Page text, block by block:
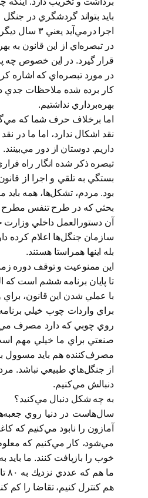
بايد بتواند گردشگري در
اجرا در‌مي‌آيد يعني ٣ سال ديگر.
در تبصره‌اي از اين قانون به
قرار گيرد. در اين خصوص چه
در مورد تبصره‌اي كه اشاره
كار برده شده ملاحظات جدي
بهره‌برداري نداشتيم.
اما برخلاف حرف شما كه
نقد اشكال ندارد، اما ما در
داريم. دوستان از دور
تبصره ذكر شده انگار راه
بستگي به تلقي و اجرا از
بود. مردم، تشكل‌ها، همه
بحثي كه در طرح تنفس مطرح
آن دستورالعمل داخلي
سازمان جنگل‌ها اعلام كرده
بله اينها همراستا هستند.
اين ممنوعيت و توقف دوره
تا پايان برنامه ششم است كه
با عملي شدن اين قانون،
براي واردات چوب خيلي
روي چوبي كه دارد مصرف
صنعتي براي ما خيلي مهم
مصرف‌كننده هم بايد مسوول
از جنگل‌هاي طبيعي نباشد.
دنبالش مي‌كنيم.
به چه شكل دنبال مي‌كنيد؟
سال‌هاست در دنيا روي
آمازون را نابود مي‌كنيم كه
هم كنترل كنيم، تقاضا را كم